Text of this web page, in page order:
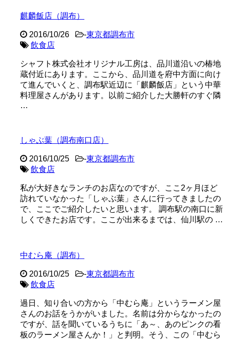
麒麟飯店（調布）
2016/10/26 -東京都調布市
飲食店
シャフト株式会社オリジナル工房は、品川道沿いの椿地
蔵付近にあります。ここから、品川道を府中方面に向け
て進んでいくと、調布駅近辺に「麒麟飯店」という中華
料理屋さんがあります。以前ご紹介した大勝軒のすぐ隣
…
しゃぶ葉（調布南口店）
2016/10/25 -東京都調布市
飲食店
私が大好きなランチのお店なのですが、ここ2ヶ月ほど
訪れていなかった「しゃぶ葉」さんに行ってきましたの
で、ここでご紹介したいと思います。 調布駅の南口に新
しくできたお店です。ここが出来るまでは、仙川駅の …
中むら庵（調布）
2016/10/25 -東京都調布市
飲食店
過日、知り合いの方から「中むら庵」というラーメン屋
さんのお話をうかがいました。名前は分からなかったの
ですが、話を聞いているうちに「あ～、あのピンクの看
板のラーメン屋さんか！」と判明。そう、この「中むら